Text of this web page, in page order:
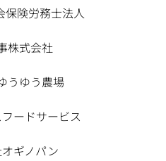
保険労務士法人
株式会社
うゆう農場
ードサービス
ギノパン